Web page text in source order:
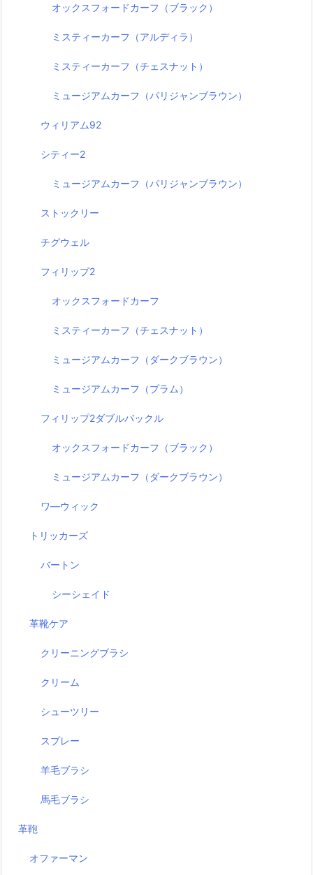
オックスフォードカーフ（ブラック）
ミスティーカーフ（アルディラ）
ミスティーカーフ（チェスナット）
ミュージアムカーフ（パリジャンブラウン）
ウィリアム92
シティー2
ミュージアムカーフ（パリジャンブラウン）
ストックリー
チグウェル
フィリップ2
オックスフォードカーフ
ミスティーカーフ（チェスナット）
ミュージアムカーフ（ダークブラウン）
ミュージアムカーフ（プラム）
フィリップ2ダブルバックル
オックスフォードカーフ（ブラック）
ミュージアムカーフ（ダークブラウン）
ワ―ウィック
トリッカーズ
バートン
シーシェイド
革靴ケア
クリーニングブラシ
クリーム
シューツリー
スプレー
羊毛ブラシ
馬毛ブラシ
革鞄
オファーマン